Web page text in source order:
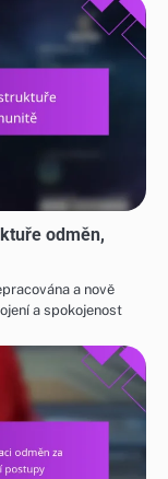
odměn,
a nově
a spokojenost